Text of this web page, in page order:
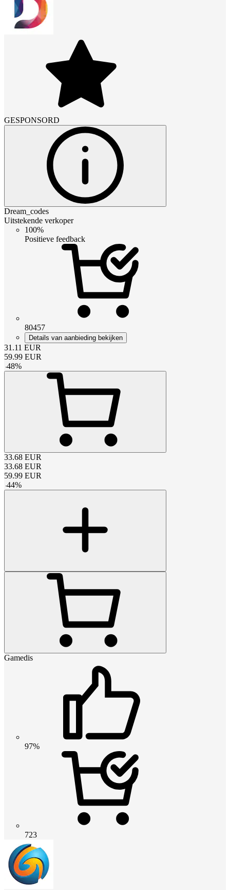
GESPONSORD
Dream_codes
Uitstekende verkoper
100%
Positieve feedback
80457
Details van aanbieding bekijken
31.11 EUR
59.99 EUR
-48%
33.68 EUR
33.68 EUR
59.99 EUR
-44%
Gamedis
97%
723